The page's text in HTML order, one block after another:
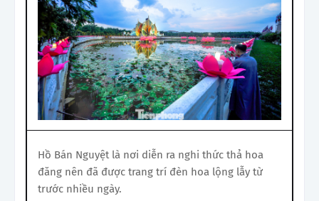
Hồ Bán Nguyệt là nơi diễn ra nghi thức thả hoa
đăng nên đã được trang trí đèn hoa lộng lẫy từ
trước nhiều ngày.